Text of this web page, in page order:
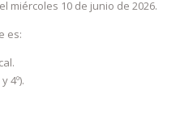
miércoles 10 de junio de 2026.
es:
4º).